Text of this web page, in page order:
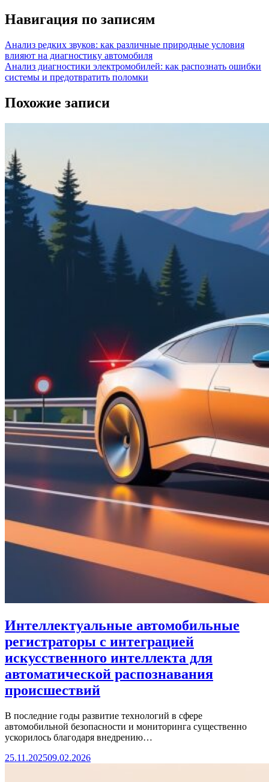
Навигация по записям
Анализ редких звуков: как различные природные условия
влияют на диагностику автомобиля
Анализ диагностики электромобилей: как распознать ошибки
системы и предотвратить поломки
Похожие записи
Интеллектуальные автомобильные
регистраторы с интеграцией
искусственного интеллекта для
автоматической распознавания
происшествий
В последние годы развитие технологий в сфере
автомобильной безопасности и мониторинга существенно
ускорилось благодаря внедрению…
25.11.202509.02.2026